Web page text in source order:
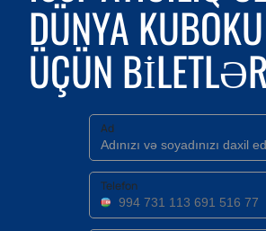
DÜNYA
ÜÇÜN
Ad
Telefon